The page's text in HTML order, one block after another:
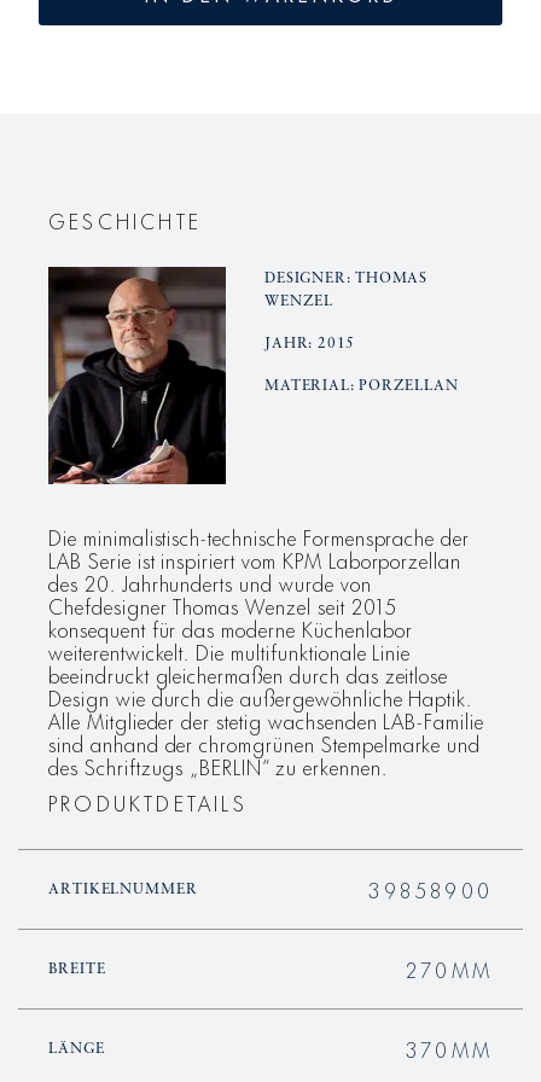
LAB
LAB
GESCHICHTE
DESIGNER: THOMAS
WENZEL
JAHR: 2015
MATERIAL: PORZELLAN
Die minimalistisch-technische Formensprache der
LAB Serie ist inspiriert vom KPM Laborporzellan
des 20. Jahrhunderts und wurde von
Chefdesigner Thomas Wenzel seit 2015
konsequent für das moderne Küchenlabor
weiterentwickelt. Die multifunktionale Linie
beeindruckt gleichermaßen durch das zeitlose
Design wie durch die außergewöhnliche Haptik.
Alle Mitglieder der stetig wachsenden LAB-Familie
sind anhand der chromgrünen Stempelmarke und
des Schriftzugs „BERLIN“ zu erkennen.
PRODUKTDETAILS
ARTIKELNUMMER 39858900
BREITE 270MM
LÄNGE 370MM